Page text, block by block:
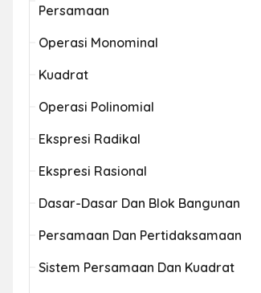
Persamaan
Operasi Monominal
Kuadrat
Operasi Polinomial
Ekspresi Radikal
Ekspresi Rasional
Dasar-Dasar Dan Blok Bangunan
Persamaan Dan Pertidaksamaan
Sistem Persamaan Dan Kuadrat